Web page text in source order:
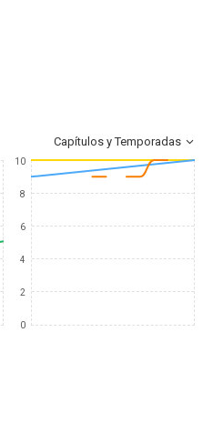
Capítulos y Temporadas
10
8
6
4
2
0